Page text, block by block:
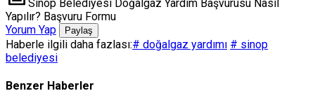
Sinop Belediyesi Doğalgaz Yardım Başvurusu Nasıl
Yapılır? Başvuru Formu
Yorum Yap
Paylaş
Haberle ilgili daha fazlası:# doğalgaz yardımı # sinop
belediyesi
Benzer Haberler